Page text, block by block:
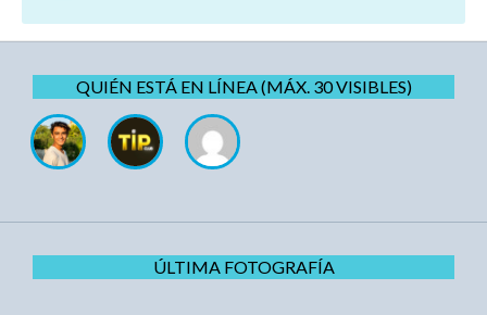
QUIÉN ESTÁ EN LÍNEA (MÁX. 30 VISIBLES)
ÚLTIMA FOTOGRAFÍA